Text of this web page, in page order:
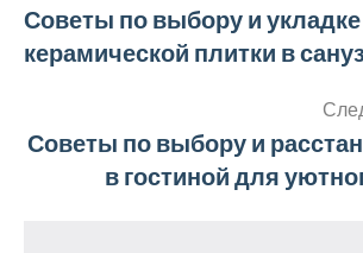
Навигация
по
Советы по выбору и укладке
керамической плитки в
Советы по выбору и
в гостиной для